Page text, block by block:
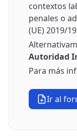
contextos
penales o
(UE) 2019/
Autoridad
Para más
Ir al